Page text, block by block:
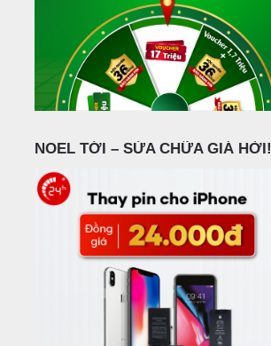
NOEL TỚI – SỬA CHỮA GIÁ HỜI!